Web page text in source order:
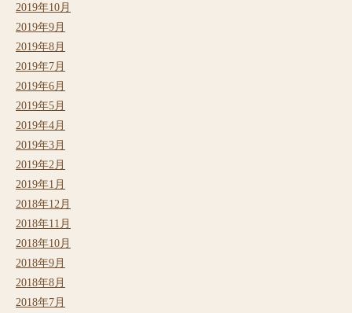
2019年10月
2019年9月
2019年8月
2019年7月
2019年6月
2019年5月
2019年4月
2019年3月
2019年2月
2019年1月
2018年12月
2018年11月
2018年10月
2018年9月
2018年8月
2018年7月